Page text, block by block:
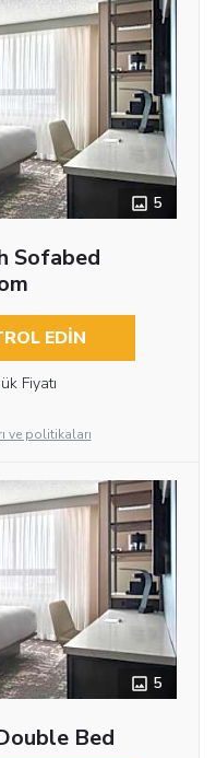
5
Sofabed
EDIN
Fiyatı
ve politikaları
5
Bed